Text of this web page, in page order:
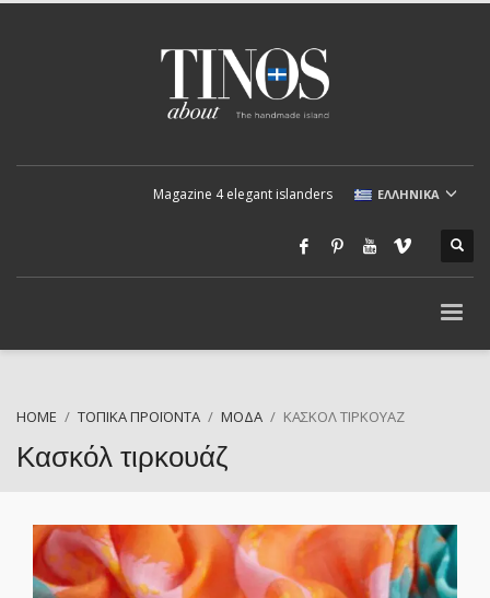
Magazine 4 elegant islanders ΕΛΛΗΝΙΚΆ
HOME ΤΟΠΙΚΆ ΠΡΟΪΌΝΤΑ ΜΌΔΑ ΚΑΣΚΌΛ ΤΙΡΚΟΥΆΖ
Κασκόλ τιρκουάζ